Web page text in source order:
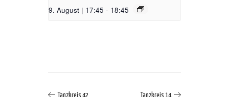
9. August | 17:45 - 18:45
Tanzkreis 42 Tanzkreis 14